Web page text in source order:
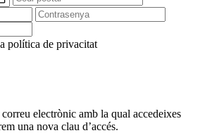
política de privacitat
electrònic amb la qual accedeixes
una nova clau d’accés.